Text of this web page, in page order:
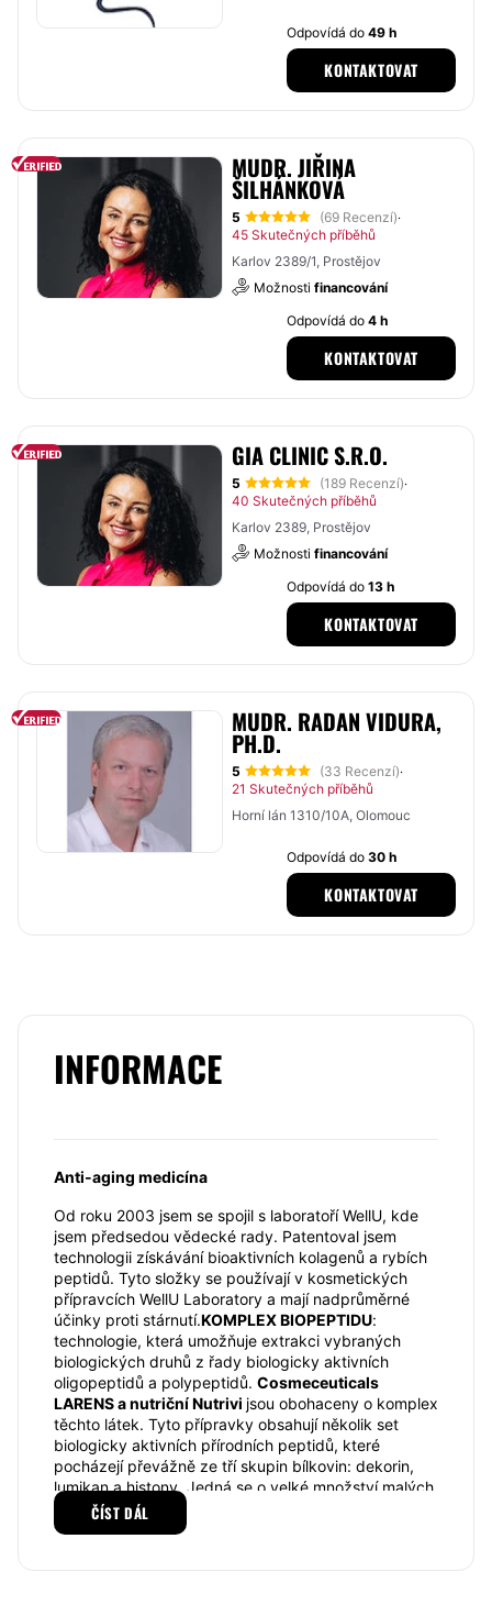
Odpovídá do49 h
KONTAKTOVAT
MUDR. JIŘINA
ŠILHÁNKOVÁ
5 (69 Recenzí)·
45 Skutečných příběhů
Karlov 2389/1, Prostějov
Možnosti financování
Odpovídá do4 h
KONTAKTOVAT
GIA CLINIC S.R.O.
5 (189 Recenzí)·
40 Skutečných příběhů
Karlov 2389, Prostějov
Možnosti financování
Odpovídá do13 h
KONTAKTOVAT
MUDR. RADAN VIDURA,
PH.D.
5 (33 Recenzí)·
21 Skutečných příběhů
Horní lán 1310/10A, Olomouc
Odpovídá do30 h
KONTAKTOVAT
INFORMACE
Anti-aging medicína
Od roku 2003 jsem se spojil s laboratoří WellU, kde
jsem předsedou vědecké rady. Patentoval jsem
technologii získávání bioaktivních kolagenů a rybích
peptidů. Tyto složky se používají v kosmetických
přípravcích WellU Laboratory a mají nadprůměrné
účinky proti stárnutí.KOMPLEX BIOPEPTIDU:
technologie, která umožňuje extrakci vybraných
biologických druhů z řady biologicky aktivních
oligopeptidů a polypeptidů. Cosmeceuticals
LARENS a nutriční Nutrivi jsou obohaceny o komplex
těchto látek. Tyto přípravky obsahují několik set
biologicky aktivních přírodních peptidů, které
pocházejí převážně ze tří skupin bílkovin: dekorin,
lumikan a histony. Jedná se o velké množství malých
peptidů (7-29 aminokyselin), které mají schopnost
proniknout do kožní bariéry.
ČÍST DÁL